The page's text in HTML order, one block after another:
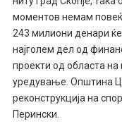
моментов немам
243 милиони денари
најголем дел од
проекти од областа
уредување. Општина
реконструкција на
Перински.